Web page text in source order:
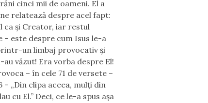
cinci mii de oameni. El a
relatează despre acel fapt:
ca şi Creator, iar restul
– este despre cum Isus le-a
un limbaj provocativ și
văzut! Era vorba despre El!
– în cele 71 de versete –
– „Din clipa aceea, mulţi din
cu El.” Deci, ce le-a spus aşa